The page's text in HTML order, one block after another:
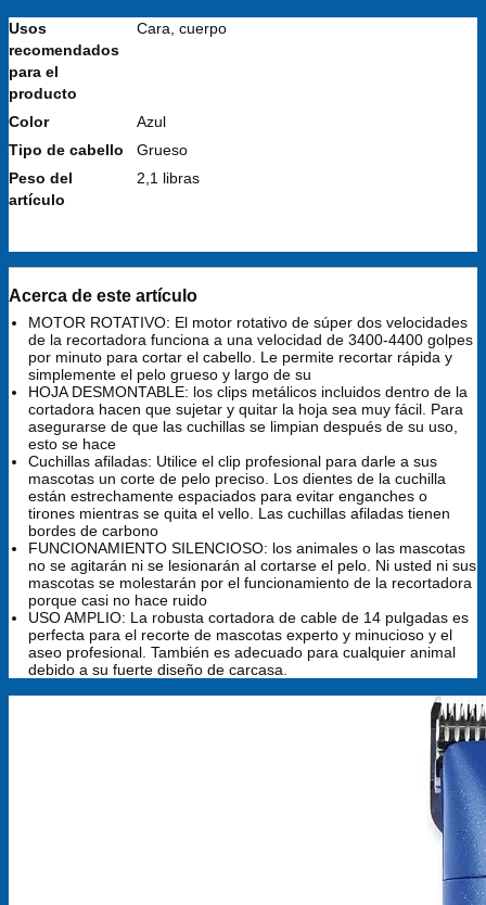
Usos
recomendados
para el
producto
Cara, cuerpo
Color
Azul
Tipo de cabello
Grueso
Peso del
artículo
2,1 libras
Acerca de este artículo
MOTOR ROTATIVO: El motor rotativo de súper dos velocidades
de la recortadora funciona a una velocidad de 3400-4400 golpes
por minuto para cortar el cabello. Le permite recortar rápida y
simplemente el pelo grueso y largo de su
HOJA DESMONTABLE: los clips metálicos incluidos dentro de la
cortadora hacen que sujetar y quitar la hoja sea muy fácil. Para
asegurarse de que las cuchillas se limpian después de su uso,
esto se hace
Cuchillas afiladas: Utilice el clip profesional para darle a sus
mascotas un corte de pelo preciso. Los dientes de la cuchilla
están estrechamente espaciados para evitar enganches o
tirones mientras se quita el vello. Las cuchillas afiladas tienen
bordes de carbono
FUNCIONAMIENTO SILENCIOSO: los animales o las mascotas
no se agitarán ni se lesionarán al cortarse el pelo. Ni usted ni sus
mascotas se molestarán por el funcionamiento de la recortadora
porque casi no hace ruido
USO AMPLIO: La robusta cortadora de cable de 14 pulgadas es
perfecta para el recorte de mascotas experto y minucioso y el
aseo profesional. También es adecuado para cualquier animal
debido a su fuerte diseño de carcasa.